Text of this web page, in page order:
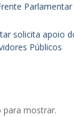
solicita apoio
Públicos
para mostrar.